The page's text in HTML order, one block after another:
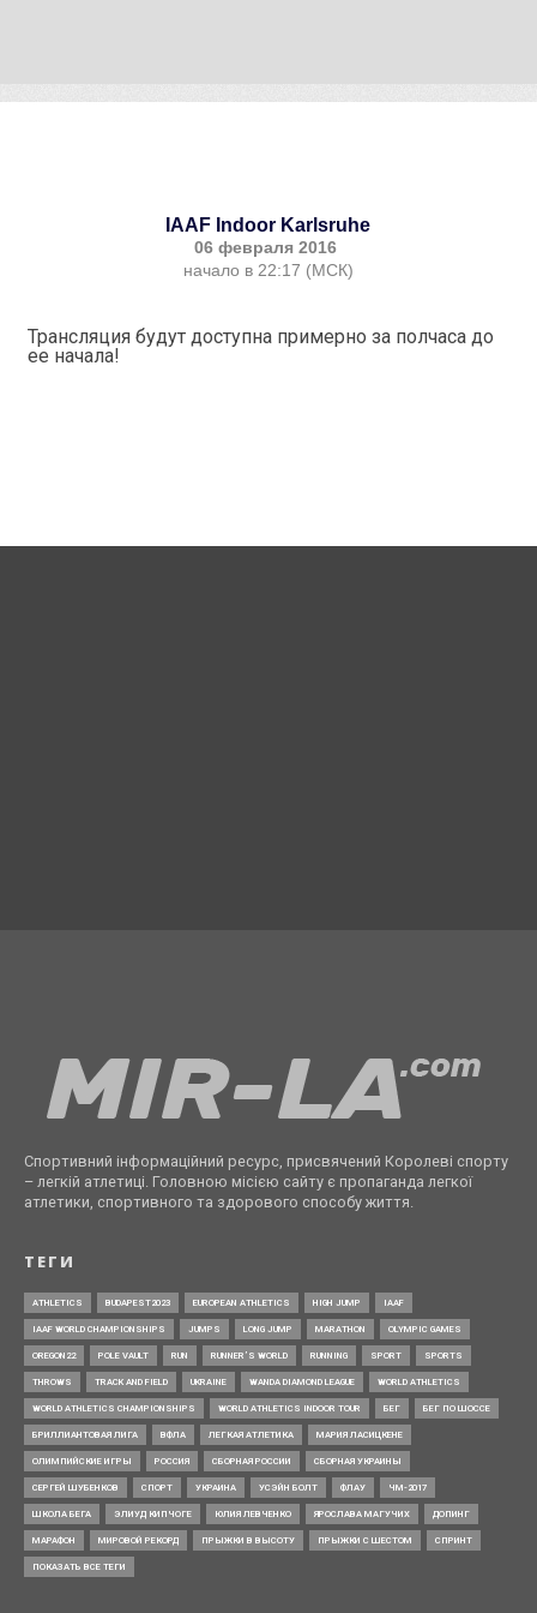
IAAF Indoor Karlsruhe
06 февраля 2016
начало в 22:17 (МСК)
Трансляция будут доступна примерно за полчаса до
ее начала!
Спортивний інформаційний ресурс, присвячений Королеві спорту
– легкій атлетиці. Головною місією сайту є пропаганда легкої
атлетики, спортивного та здорового способу життя.
ТЕГИ
ATHLETICS BUDAPEST2023 EUROPEAN ATHLETICS HIGH JUMP IAAF
IAAF WORLD CHAMPIONSHIPS JUMPS LONG JUMP MARATHON OLYMPIC GAMES
OREGON22 POLE VAULT RUN RUNNER’S WORLD RUNNING SPORT SPORTS
THROWS TRACK AND FIELD UKRAINE WANDA DIAMOND LEAGUE WORLD ATHLETICS
WORLD ATHLETICS CHAMPIONSHIPS WORLD ATHLETICS INDOOR TOUR БЕГ БЕГ ПО ШОССЕ
БРИЛЛИАНТОВАЯ ЛИГА ВФЛА ЛЕГКАЯ АТЛЕТИКА МАРИЯ ЛАСИЦКЕНЕ
ОЛИМПИЙСКИЕ ИГРЫ РОССИЯ СБОРНАЯ РОССИИ СБОРНАЯ УКРАИНЫ
СЕРГЕЙ ШУБЕНКОВ СПОРТ УКРАИНА УСЭЙН БОЛТ ФЛАУ ЧМ-2017
ШКОЛА БЕГА ЭЛИУД КИПЧОГЕ ЮЛИЯ ЛЕВЧЕНКО ЯРОСЛАВА МАГУЧИХ ДОПИНГ
МАРАФОН МИРОВОЙ РЕКОРД ПРЫЖКИ В ВЫСОТУ ПРЫЖКИ С ШЕСТОМ СПРИНТ
ПОКАЗАТЬ ВСЕ ТЕГИ